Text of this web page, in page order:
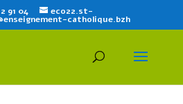
91 04 eco22.st-
catholique.bzh